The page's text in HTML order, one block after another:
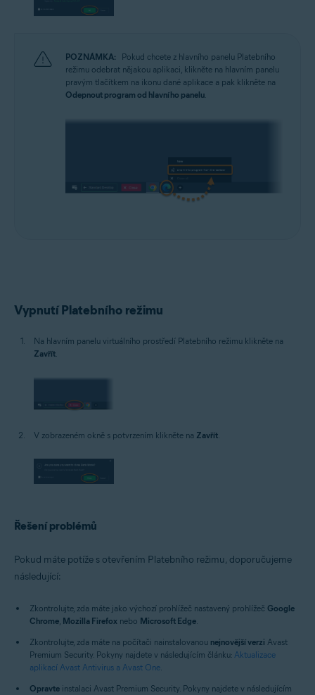
POZNÁMKA:
Pokud chcete z hlavního panelu Platebního
režimu odebrat nějakou aplikaci, klikněte na hlavním panelu
pravým tlačítkem na ikonu dané aplikace a pak klikněte na
Odepnout program od hlavního panelu
Vypnutí Platebního režimu
Na hlavním panelu virtuálního prostředí Platebního režimu klikněte na
Zavřít
V zobrazeném okně s potvrzením klikněte na Zavřít
Řešení problémů
Pokud máte potíže s otevřením Platebního režimu, doporučujeme
následující:
Zkontrolujte, zda máte jako výchozí prohlížeč nastavený prohlížeč Google
Chrome, Mozilla Firefox nebo Microsoft Edge.
Zkontrolujte, zda máte na počítači nainstalovanou nejnovější verzi Avast
Premium Security. Pokyny najdete v následujícím článku: Aktualizace
aplikací Avast Antivirus a Avast One.
Opravte instalaci Avast Premium Security. Pokyny najdete v následujícím